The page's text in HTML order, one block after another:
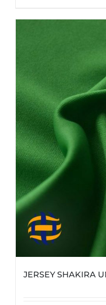
JERSEY SHAKIRA